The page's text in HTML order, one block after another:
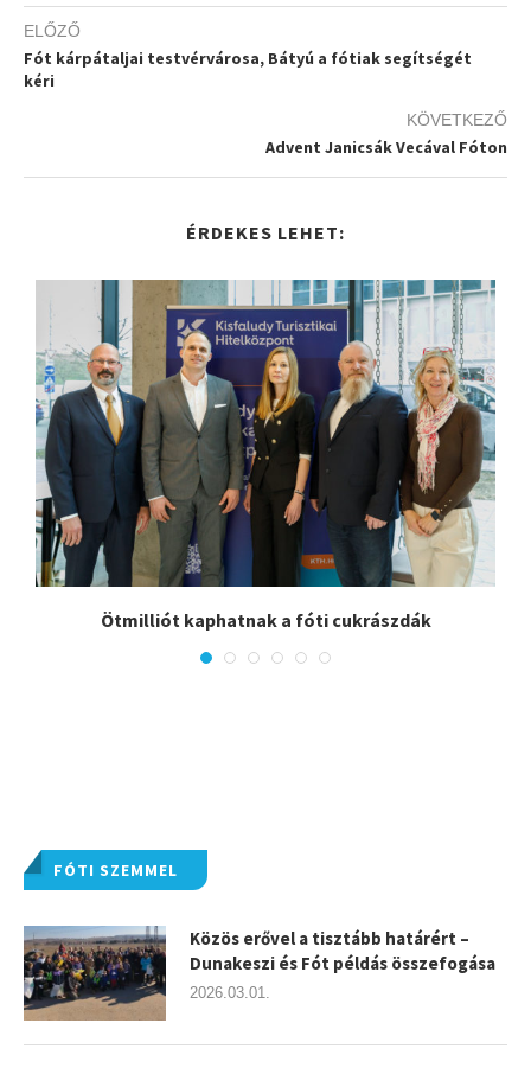
ELŐZŐ
Fót kárpátaljai testvérvárosa, Bátyú a fótiak segítségét
kéri
KÖVETKEZŐ
Advent Janicsák Vecával Fóton
ÉRDEKES LEHET:
Ötmilliót kaphatnak a fóti cukrászdák
FÓTI SZEMMEL
Közös erővel a tisztább határért –
Dunakeszi és Fót példás összefogása
2026.03.01.